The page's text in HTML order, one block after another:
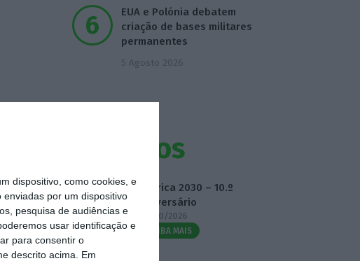
dispositivo, como cookies, e
por um dispositivo
pesquisa de audiências e
usar identificação e
para consentir o
descrito acima. Em
EUA e Polónia debatem
criação de bases militares
permanentes
5 Agosto 2026
Eventos
Fábrica 2030 – 10.º
Aniversário
14/10/2026
SAIBA MAIS